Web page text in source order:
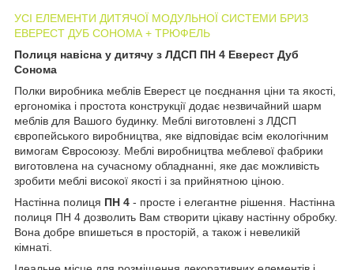
УСІ ЕЛЕМЕНТИ ДИТЯЧОЇ МОДУЛЬНОЇ СИСТЕМИ БРИЗ
ЕВЕРЕСТ ДУБ СОНОМА + ТРЮФЕЛЬ
Полиця навісна у дитячу з ЛДСП ПН 4 Еверест Дуб
Сонома
Полки виробника меблів Еверест це поєднання ціни та якості,
ергономіка і простота конструкції додає незвичайний шарм
меблів для Вашого будинку. Меблі виготовлені з ЛДСП
європейського виробництва, яке відповідає всім екологічним
вимогам Євросоюзу. Меблі виробництва меблевої фабрики
виготовлена на сучасному обладнанні, яке дає можливість
зробити меблі високої якості і за прийнятною ціною.
Настінна полиця ПН 4 - просте і елегантне рішення. Настінна
полиця ПН 4 дозволить Вам створити цікаву настінну обробку.
Вона добре впишеться в просторій, а також і невеликій
кімнаті.